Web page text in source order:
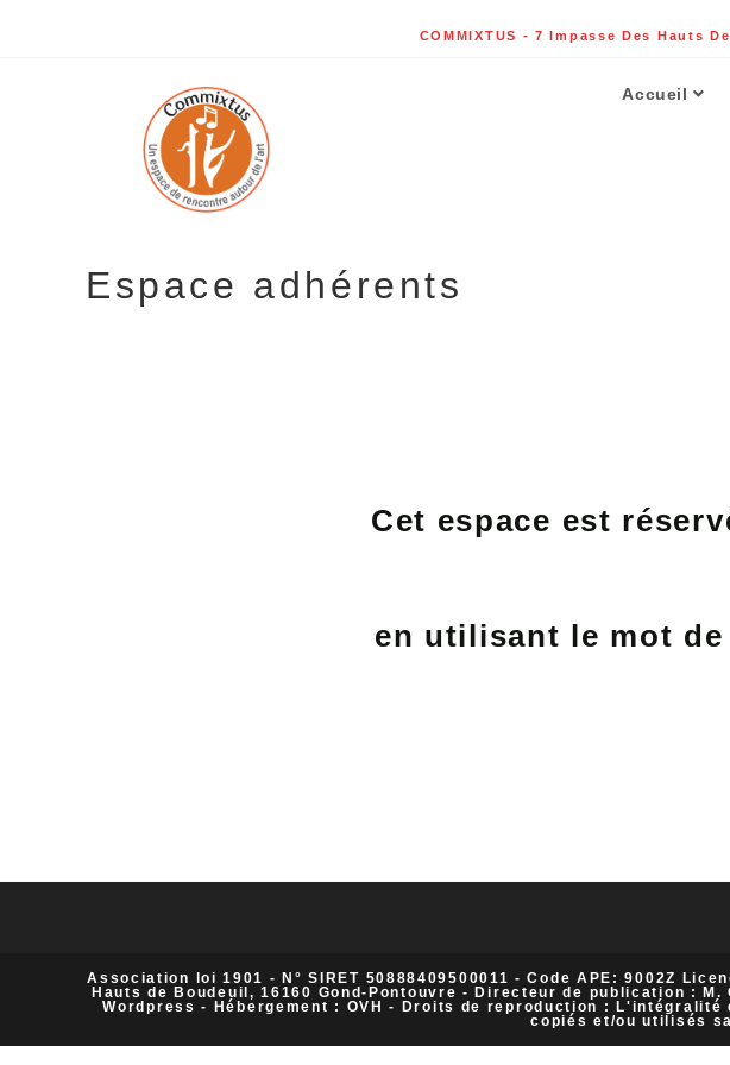
COMMIXTUS - 7 Impasse Des Hauts
Accueil
Espace adhérents
Cet espace est
en utilisant le mot de
Association loi 1901 - N° SIRET 50888409500011 - Code APE: 9002Z
Hauts de Boudeuil, 16160 Gond-Pontouvre - Directeur de publication :
Wordpress - Hébergement : OVH - Droits de reproduction :
copiés et/ou utilisés